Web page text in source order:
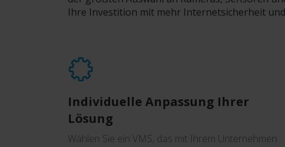
Ihre Investition mit mehr Internetsicherheit
Individuelle Anpassung Ihrer
Lösung
Wählen Sie ein VMS, das mit Ihrem Unternehmen